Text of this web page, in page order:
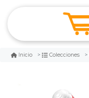
Inicio Colecciones